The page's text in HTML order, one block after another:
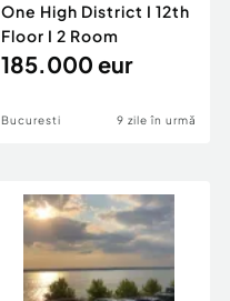
One High District I 12th
Floor I 2 Room
185.000 eur
Bucuresti 9 zile în urmă